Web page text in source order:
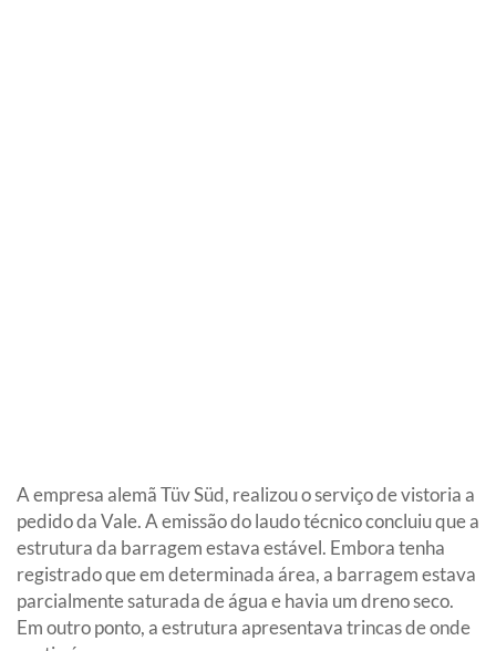
A empresa alemã Tüv Süd, realizou o serviço de vistoria a
pedido da Vale. A emissão do laudo técnico concluiu que a
estrutura da barragem estava estável. Embora tenha
registrado que em determinada área, a barragem estava
parcialmente saturada de água e havia um dreno seco.
Em outro ponto, a estrutura apresentava trincas de onde